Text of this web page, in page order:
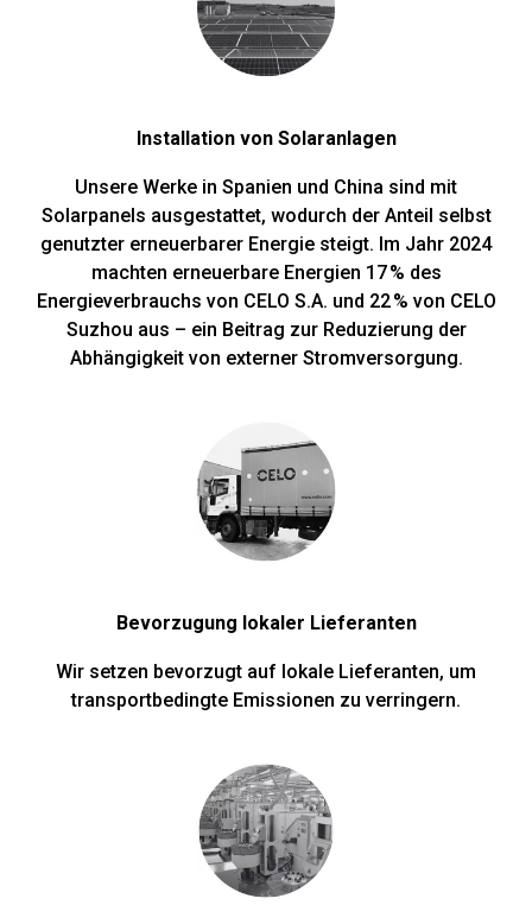
Installation von Solaranlagen
Unsere Werke in Spanien und China sind mit
Solarpanels ausgestattet, wodurch der Anteil selbst
genutzter erneuerbarer Energie steigt. Im Jahr 2024
machten erneuerbare Energien 17 % des
Energieverbrauchs von CELO S.A. und 22 % von CELO
Suzhou aus – ein Beitrag zur Reduzierung der
Abhängigkeit von externer Stromversorgung.
Bevorzugung lokaler Lieferanten
Wir setzen bevorzugt auf lokale Lieferanten, um
transportbedingte Emissionen zu verringern.